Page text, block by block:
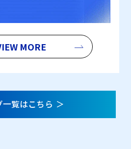
MORE
一覧はこちら